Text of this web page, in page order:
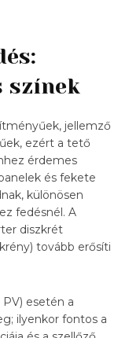
színek
jellemző
ezért a tető
érdemes
és fekete
különösen
fedésnél. A
diszkrét
tovább erősíti
esetén a
ilyenkor fontos a